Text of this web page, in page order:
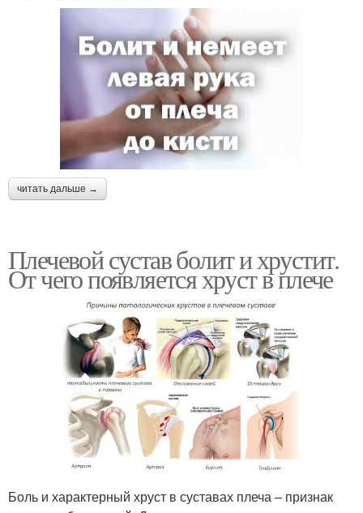
читать дальше →
Плечевой сустав болит и хрустит.
От чего появляется хруст в плече
Боль и характерный хруст в суставах плеча – признак